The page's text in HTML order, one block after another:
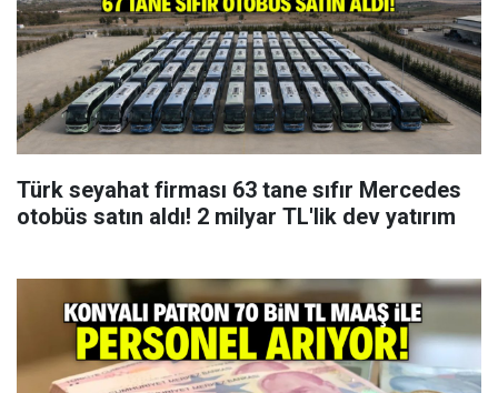
Türk seyahat firması 63 tane sıfır Mercedes
otobüs satın aldı! 2 milyar TL'lik dev yatırım